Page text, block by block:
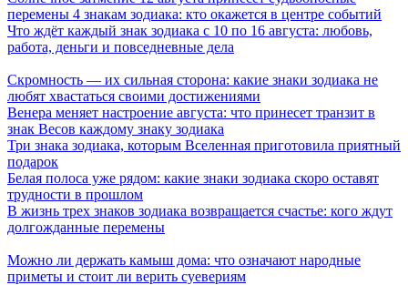
перемены 4 знакам зодиака: кто окажется в центре событий
Что ждёт каждый знак зодиака с 10 по 16 августа: любовь,
работа, деньги и повседневные дела
Скромность — их сильная сторона: какие знаки зодиака не
любят хвастаться своими достижениями
Венера меняет настроение августа: что принесет транзит в
знак Весов каждому знаку зодиака
Три знака зодиака, которым Вселенная приготовила приятный
подарок
Белая полоса уже рядом: какие знаки зодиака скоро оставят
трудности в прошлом
В жизнь трех знаков зодиака возвращается счастье: кого ждут
долгожданные перемены
Можно ли держать камыш дома: что означают народные
приметы и стоит ли верить суевериям